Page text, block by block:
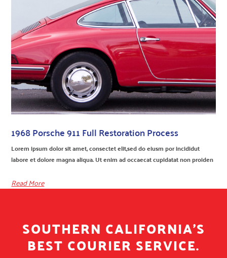
1968 Porsche 911 Full Restoration Process
Lorem ipsum dolor sit amet, consectet elit,sed do eiusm por incididut
labore et dolore magna aliqua. Ut enim ad occaecat cupidatat non proiden
Read More
SOUTHERN CALIFORNIA'S
BEST COURIER SERVICE.